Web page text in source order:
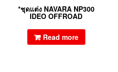
*ชุดแต่ง NAVARA NP300
IDEO OFFROAD
Read more